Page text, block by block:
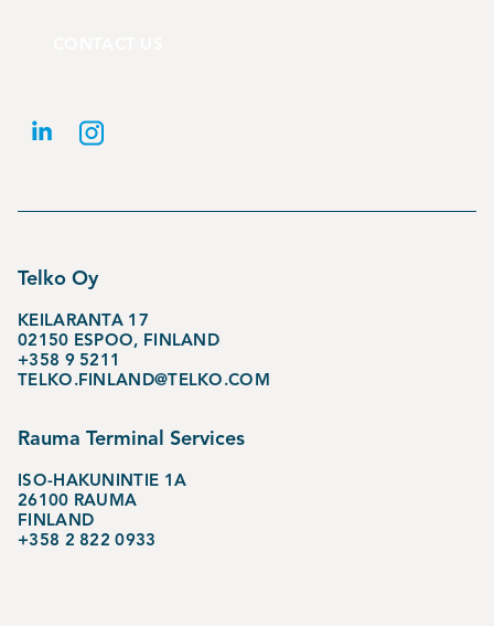
Telko Oy
KEILARANTA 17
02150 ESPOO, FINLAND
+358 9 5211
TELKO.FINLAND@TELKO.COM
Rauma Terminal Services
ISO-HAKUNINTIE 1A
26100 RAUMA
FINLAND
+358 2 822 0933